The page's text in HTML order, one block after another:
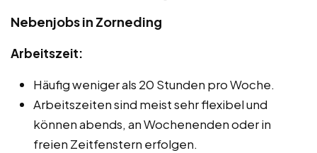
Nebenjobs in Zorneding
Arbeitszeit:
Häufig weniger als 20 Stunden pro Woche.
Arbeitszeiten sind meist sehr flexibel und
können abends, an Wochenenden oder in
freien Zeitfenstern erfolgen.